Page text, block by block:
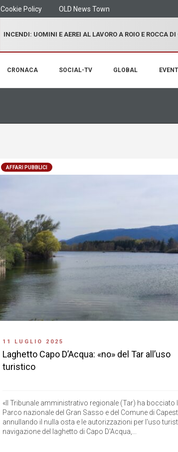
Cookie Policy OLD News Town
INCENDI: UOMINI E AEREI AL LAVORO A ROIO E ROCCA
CRONACA SOCIAL-TV GLOBAL EVENTI
AFFARI PUBBLICI
11 LUGLIO 2025
Laghetto Capo D’Acqua: «no» del Tar all’uso
turistico
«Il Tribunale amministrativo regionale (Tar) ha bocciato
Parco nazionale del Gran Sasso e del Comune di
annullando il nulla osta e le autorizzazioni per l'uso
navigazione del laghetto di Capo D'Acqua,...